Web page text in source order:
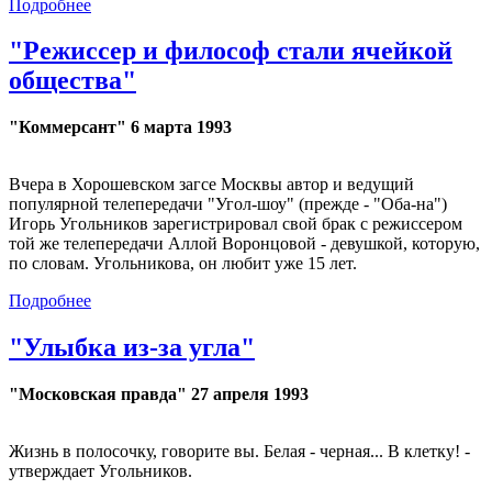
Подробнее
"Режиссер и философ стали ячейкой
общества"
"Коммерсант" 6 марта 1993
Вчера в Хорошевском загсе Москвы автор и ведущий
популярной телепередачи "Угол-шоу" (прежде - "Оба-на")
Игорь Угольников зарегистрировал свой брак с режиссером
той же телепередачи Аллой Воронцовой - девушкой, которую,
по словам. Угольникова, он любит уже 15 лет.
Подробнее
"Улыбка из-за угла"
"Московская правда" 27 апреля 1993
Жизнь в полосочку, говорите вы. Белая - черная... В клетку! -
утверждает Угольников.